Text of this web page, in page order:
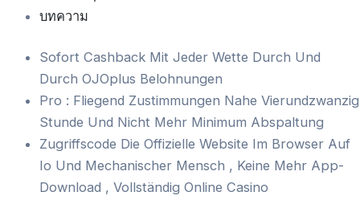
บทความ
Sofort Cashback Mit Jeder Wette Durch Und
Durch OJOplus Belohnungen
Pro : Fliegend Zustimmungen Nahe Vierundzwanzig
Stunde Und Nicht Mehr Minimum Abspaltung
Zugriffscode Die Offizielle Website Im Browser Auf
Io Und Mechanischer Mensch , Keine Mehr App-
Download , Vollständig Online Casino